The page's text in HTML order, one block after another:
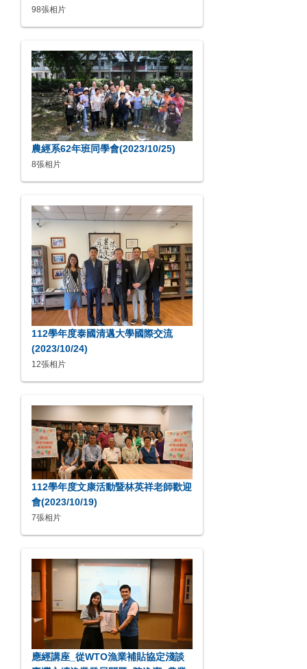
98張相片
農經系62年班同學會(2023/10/25)
8張相片
112學年度泰國清邁大學國際交流
(2023/10/24)
12張相片
112學年度文康活動暨林英祥老師歡迎
會(2023/10/19)
7張相片
應經講座_從WTO漁業補貼協定淺談